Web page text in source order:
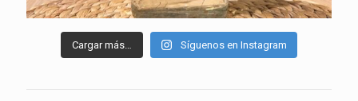
Cargar más… Síguenos en Instagram